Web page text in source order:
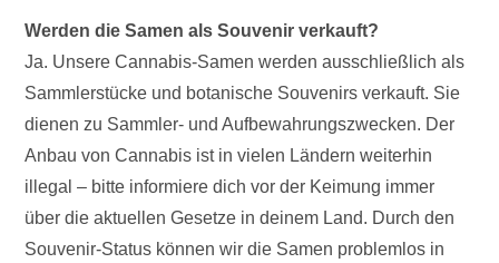
Werden die Samen als Souvenir verkauft?
Ja. Unsere Cannabis-Samen werden ausschließlich als
Sammlerstücke und botanische Souvenirs verkauft. Sie
dienen zu Sammler- und Aufbewahrungszwecken. Der
Anbau von Cannabis ist in vielen Ländern weiterhin
illegal – bitte informiere dich vor der Keimung immer
über die aktuellen Gesetze in deinem Land. Durch den
Souvenir-Status können wir die Samen problemlos in